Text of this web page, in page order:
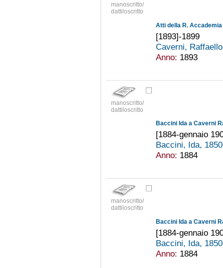
manoscritto/
dattiloscritto
Atti della R.
[1893]-1899
Caverni,
Anno: 1893
manoscritto/
dattiloscritto
Baccini Ida a Caverni
[1884-gennaio
Baccini, Ida,
Anno: 1884
manoscritto/
dattiloscritto
Baccini Ida a Caverni
[1884-gennaio
Baccini, Ida,
Anno: 1884